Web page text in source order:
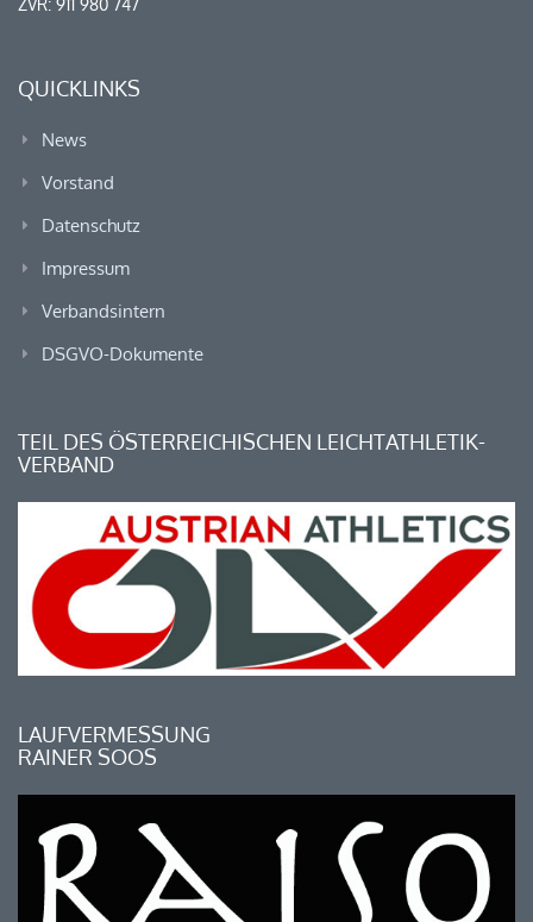
ZVR: 911 980 747
QUICKLINKS
News
Vorstand
Datenschutz
Impressum
Verbandsintern
DSGVO-Dokumente
TEIL DES ÖSTERREICHISCHEN LEICHTATHLETIK-
VERBAND
LAUFVERMESSUNG
RAINER SOOS